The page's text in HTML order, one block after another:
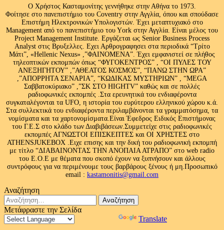
Ο Χρήστος Κασταμονίτης γεννήθηκε στην Αθήνα το 1973.
Φοίτησε στο πανεπιστήμιο του Coventry στην Αγγλία, όπου και σπούδασε
Επιστήμη Ηλεκτρονικών Υπολογιστών. Έχει μεταπτυχιακό στο
Management από το πανεπιστήμιο του Υork στην Αγγλία. Είναι μέλος του
Project Management Institute. Εργάζεται ως Senior Business Process
Analyst στις Βρυξελλες. Εχει Αρθρογραφησει στα περιοδικά “Τρίτο
Μάτι”, «Hellenic Nexus» ,”ΦΑΙΝΟΜΕΝΑ”. Έχει εμφανιστεί σε πλήθος
τηλεοπτικών εκπομπών όπως “ΦΥΓΟΚΕΝΤΡΟΣ” , “ΟΙ ΠΥΛΕΣ ΤΟΥ
ΑΝΕΞΗΓΗΤΟΥ” ,”ΑΘΕΑΤΟΣ ΚΟΣΜΟΣ”, “ΠΑΝΩ ΣΤΗΝ ΩΡΑ”
,”ΑΠΟΡΡΗΤΑ ΣΕΝΑΡΙΑ”, “ΚΩΔΙΚΑΣ ΜΥΣΤΗΡΙΩΝ” , “MEGA
Σαββατοκύριακο” ,”ΣΚ ΣΤΟ HIGHTV” καθώς και σε πολλές
ραδιοφωνικές εκπομπές .Στα ερευνητικά του ενδιαφέροντα
συγκαταλέγονται τα UFO, η ιστορία του ευρύτερου ελληνικού χώρου κ.ά.
Στα συλλεκτικά του ενδιαφέροντα περιλαμβάνονται τα γραμματόσημα, τα
νομίσματα και τα χαρτονομίσματα.Είναι Έφεδρος Ειδικός Επιστήμονας
του Γ.Ε.Σ στο κλάδο των Διαβιβάσεων.Συμμετείχε στις ραδιοφωνικές
εκπομπές ΑΓΝΩΣΤΟΙ ΕΠΙΣΚΕΠΤΕΣ και ΟΙ ΧΡΗΣΤΕΣ στο
ATHENSJUKEBOX .Ειχε επισης και την δική του ραδιοφωνική εκπομπή
με τίτλο “ΔΙΑΒΑΙΝΟΝΤΑΣ ΤΗΝ ΑΝΟΠΑΙΑ ΑΤΡΑΠΟ” στο web radio
του Ε.Ο.Ε με θέματα που σκοπό έχουν να ξυπνήσουν και άλλους
συντρόφους για να περιμένουμε τους βαρβάρους ξένους ή μη.Προσωπικό
email : kastamonitis@gmail.com
Αναζήτηση
Αναζήτηση
για:
Μετάφραστε την Σελίδα
Translate